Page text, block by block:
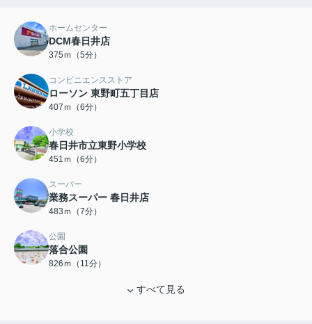
ホームセンター
DCM春日井店
375ｍ（5分）
コンビニエンスストア
ローソン 東野町五丁目店
407ｍ（6分）
小学校
春日井市立東野小学校
451ｍ（6分）
スーパー
業務スーパー 春日井店
483ｍ（7分）
公園
落合公園
826ｍ（11分）
すべて見る